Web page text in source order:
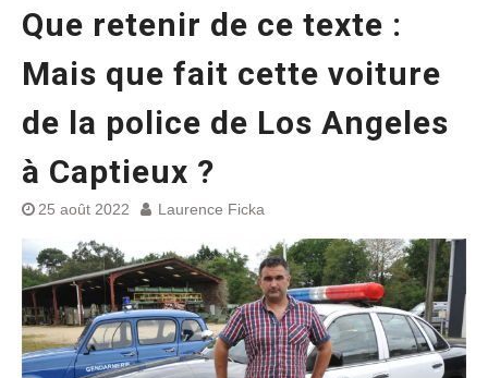
Que retenir de ce texte :
Mais que fait cette voiture
de la police de Los Angeles
à Captieux ?
25 août 2022 Laurence Ficka